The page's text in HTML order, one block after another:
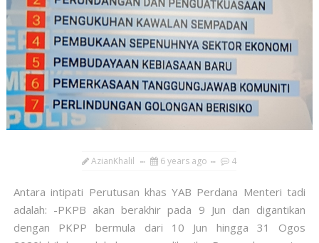
AzianKhalil 6 years ago 4
Antara intipati Perutusan khas YAB Perdana Menteri tadi
adalah: -PKPB akan berakhir pada 9 Jun dan digantikan
dengan PKPP bermula dari 10 Jun hingga 31 Ogos